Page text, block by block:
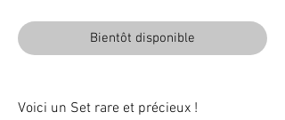
Bientôt disponible
Voici un Set rare et précieux !